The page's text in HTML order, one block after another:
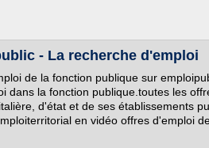
- La recherche d'emploi
de la fonction publique sur
dans la fonction publique.toutes les
d'état et de ses établissements
en vidéo offres d'emploi